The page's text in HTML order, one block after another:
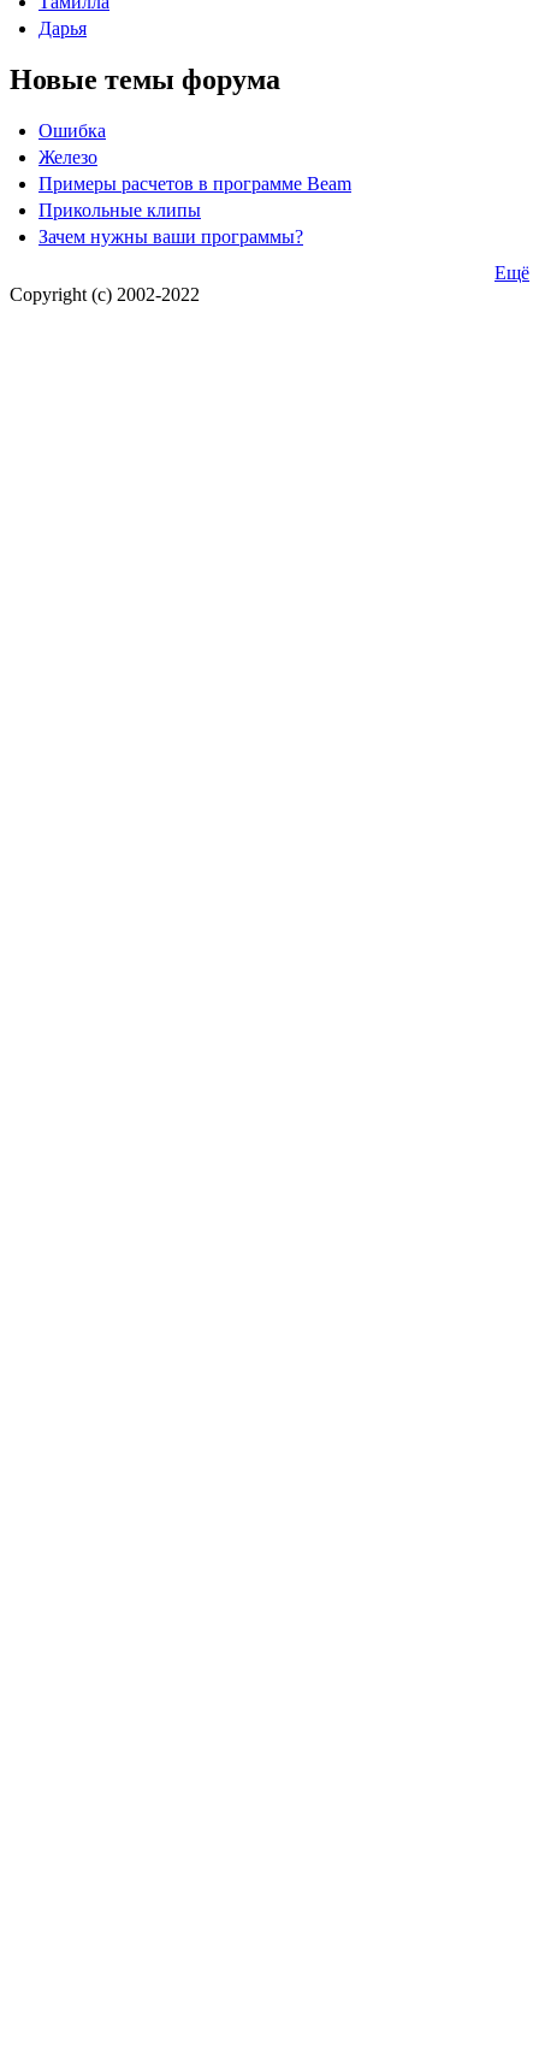
Дарья
Новые темы форума
Ошибка
Железо
Примеры расчетов в программе Beam
Прикольные клипы
Зачем нужны ваши программы?
Ещё
Copyright (c) 2002-2022